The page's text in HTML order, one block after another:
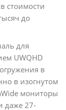
стоимости
до
для
UWQHD
в
в изогнутом
мониторы
даже 27-